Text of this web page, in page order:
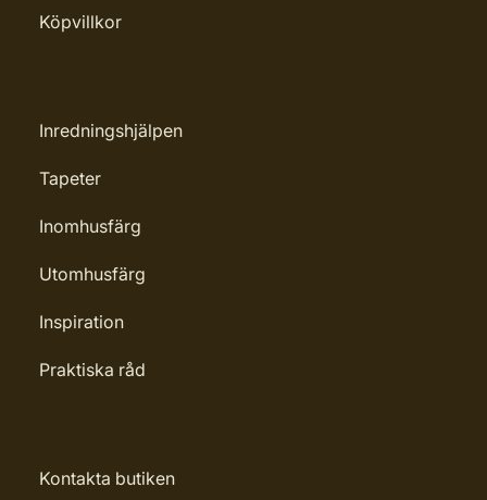
Köpvillkor
Inredningshjälpen
Tapeter
Inomhusfärg
Utomhusfärg
Inspiration
Praktiska råd
Kontakta butiken